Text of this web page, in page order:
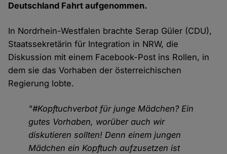
Deutschland Fahrt aufgenommen.
In Nordrhein-Westfalen brachte Serap Güler (CDU),
Staatssekretärin für Integration in NRW, die
Diskussion mit einem Facebook-Post ins Rollen, in
dem sie das Vorhaben der österreichischen
Regierung lobte.
"#Kopftuchverbot für junge Mädchen? Ein
gutes Vorhaben, worüber auch wir
diskutieren sollten! Denn einem jungen
Mädchen ein Kopftuch aufzusetzen ist